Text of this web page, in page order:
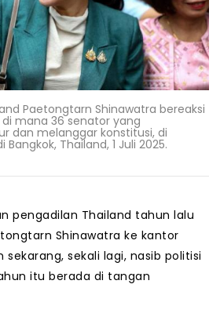
Paetongtarn Shinawatra bereaksi
mana 36 senator yang
​​dan melanggar konstitusi, di
Thailand, 1 Juli 2025.
pengadilan Thailand tahun lalu
Shinawatra ke kantor
sekali lagi, nasib politisi
itu berada di tangan